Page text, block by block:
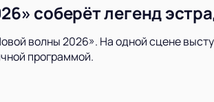
соберёт легенд
волны 2026». На одной сцене
программой.